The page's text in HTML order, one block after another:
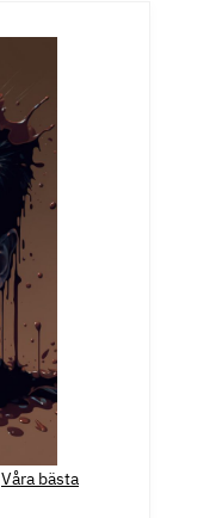
Våra bästa